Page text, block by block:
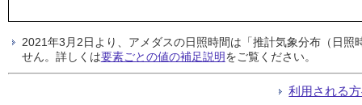
2021年3月2日より、アメダスの日照時間は「推計気象分布（日
せん。詳しくは要素ごとの値の補足説明をご覧ください。
利用される